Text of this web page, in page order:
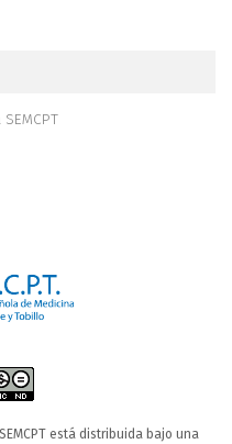
está distribuida bajo una